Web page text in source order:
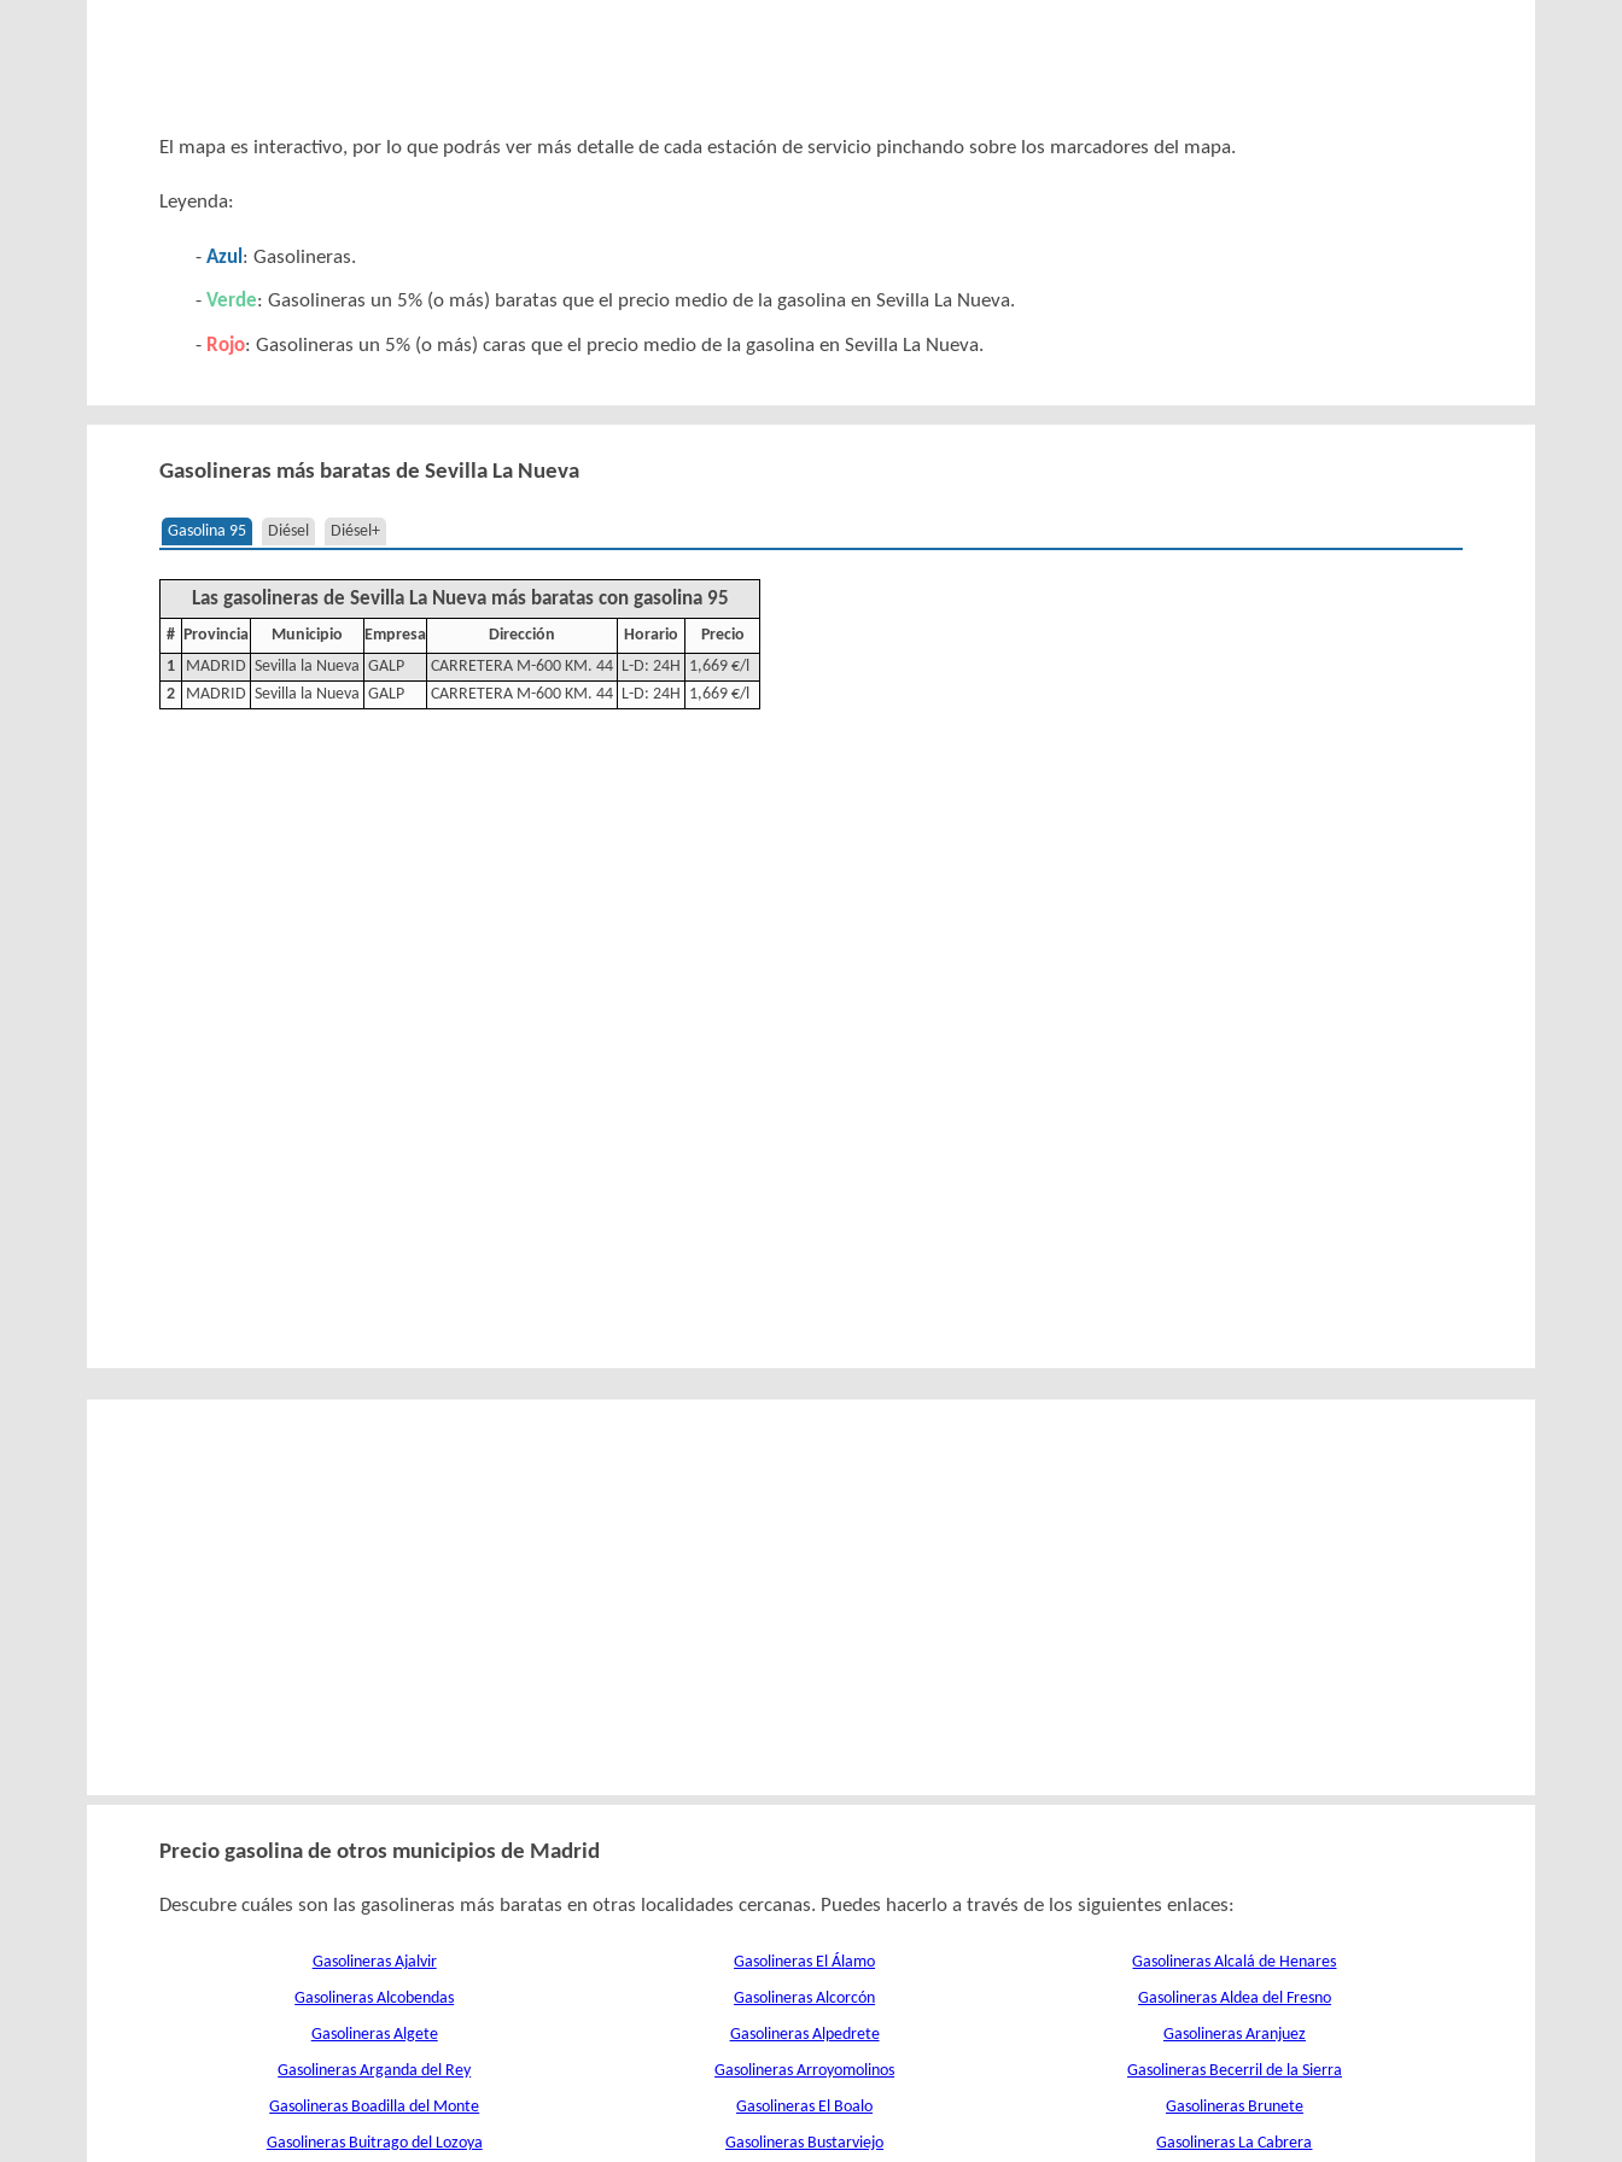
El mapa es interactivo, por lo que podrás ver más detalle de cada estación de servicio pinchando sobre los marcadores del mapa.
Leyenda:
Azul : Gasolineras.
Verde: Gasolineras un 5% (o más) baratas que el precio medio de la gasolina en Sevilla La Nueva.
Rojo: Gasolineras un 5% (o más) caras que el precio medio de la gasolina en Sevilla La Nueva.
Gasolineras más baratas de Sevilla La Nueva
Gasolina 95 Diésel Diésel+
Las gasolineras de Sevilla La Nueva más baratas con gasolina 95
# Provincia Municipio Empresa Dirección Horario
Precio
1
MADRID Sevilla la Nueva GALP CARRETERA M-600 KM. 44 L-D: 24H 1,669 €/l
2
MADRID Sevilla la Nueva GALP CARRETERA M-600 KM. 44 L-D: 24H 1,669 €/l
Precio gasolina de otros municipios de Madrid
Descubre cuáles son las gasolineras más baratas en otras localidades cercanas. Puedes hacerlo a través de los siguientes enlaces:
Gasolineras Ajalvir Gasolineras El Álamo Gasolineras Alcalá de Henares
Gasolineras Alcobendas Gasolineras Alcorcón Gasolineras Aldea del Fresno
Gasolineras Algete Gasolineras Alpedrete Gasolineras Aranjuez
Gasolineras Arganda del Rey Gasolineras Arroyomolinos Gasolineras Becerril de la Sierra
Gasolineras Boadilla del Monte Gasolineras El Boalo Gasolineras Brunete
Gasolineras Buitrago del Lozoya Gasolineras Bustarviejo Gasolineras La Cabrera